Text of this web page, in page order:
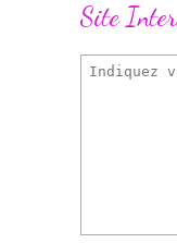
Site